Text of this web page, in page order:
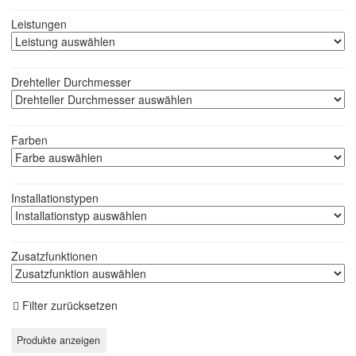
Leistungen
Drehteller Durchmesser
Farben
Installationstypen
Zusatzfunktionen
Filter zurücksetzen